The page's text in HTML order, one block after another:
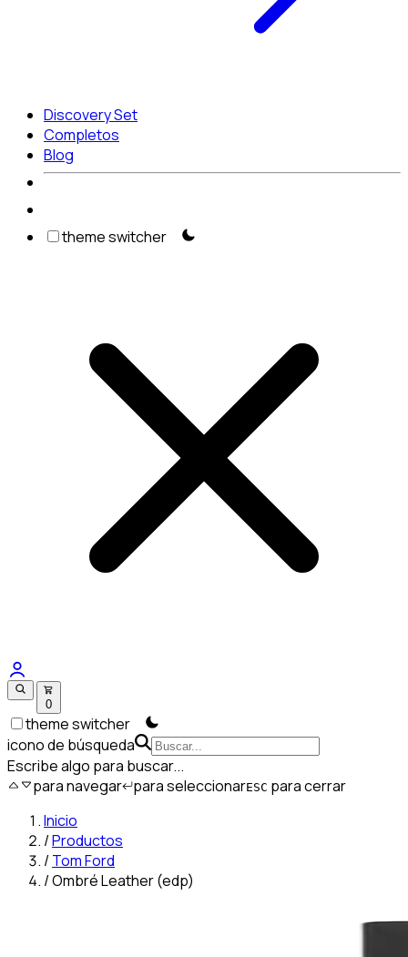
Discovery Set
Completos
Blog
theme switcher
0
theme switcher
icono de búsqueda
Escribe algo para buscar...
para navegar para seleccionarESC para cerrar
Inicio
/Productos
/Tom Ford
/Ombré Leather (edp)